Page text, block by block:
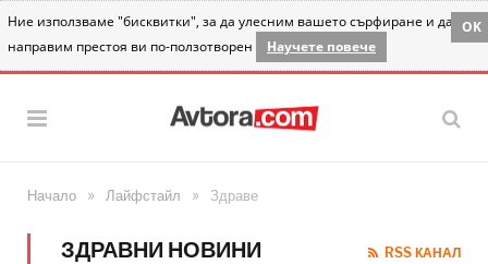
Ние използваме "бисквитки", за да улесним вашето сърфиране и да
направим престоя ви по-ползотворен
Научете повече
OK
Начало » Лайфстайл » Здраве
ЗДРАВНИ НОВИНИ RSS КАНАЛ